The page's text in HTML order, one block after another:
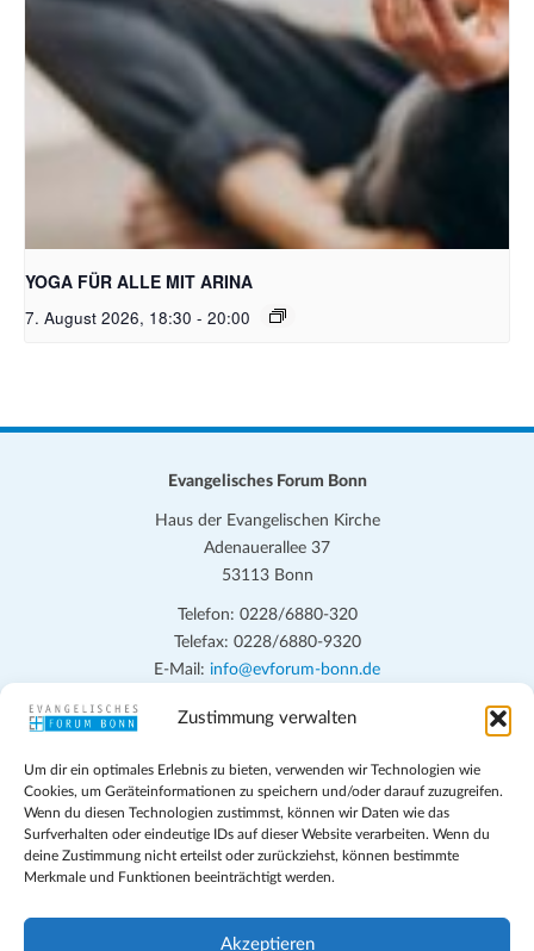
Zustimmung verwalten
Um dir ein optimales Erlebnis zu bieten, verwenden wir Technologien wie
Cookies, um Geräteinformationen zu speichern und/oder darauf zuzugreifen.
Wenn du diesen Technologien zustimmst, können wir Daten wie das
Surfverhalten oder eindeutige IDs auf dieser Website verarbeiten. Wenn du
deine Zustimmung nicht erteilst oder zurückziehst, können bestimmte
Merkmale und Funktionen beeinträchtigt werden.
Akzeptieren
Bild: Pixabay free
YOGA FÜR ALLE MIT ARINA
7. August 2026, 18:30 - 20:00
Evangelisches Forum Bonn
Haus der Evangelischen Kirche
Adenauerallee 37
53113 Bonn
Telefon: 0228/6880-320
Telefax: 0228/6880-9320
E-Mail: info@evforum-bonn.de
Das Evangelische Forum Bonn will in seinen zentralen
persönlichen, beruflichen, kirchlichen und öffentlichen Lebens
eingehen, zu offener Begegnung und ehrlicher Auseinandersetzung
anregen und mithelfen, aus der Verheißung des Evangeliums heraus
im individuellen und gesellschaftlichen Leben verantwortlich zu
denken, zu reden und zu handeln.
Impressum